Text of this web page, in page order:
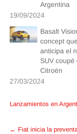
Argentina
19/09/2024
Basalt
concept que
anticipa el
SUV coupé
Citroën
27/03/2024
Lanzamientos en
Post
← Fiat inicia la